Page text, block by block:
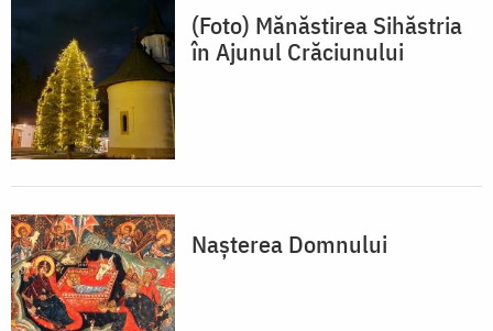
(Foto) Mănăstirea Sihăstria
în Ajunul Crăciunului
Naşterea Domnului